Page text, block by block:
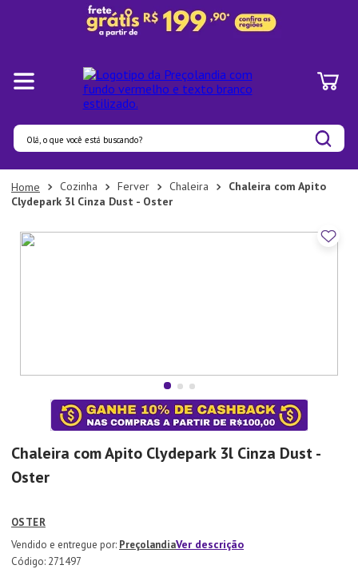
Olá, o que você está buscando?
Cozinha Ferver Chaleira
Chaleira com Apito
Clydepark 3l Cinza Dust - Oster
Chaleira com Apito Clydepark 3l Cinza Dust -
Oster
OSTER
PreçolandiaVer descrição
: 271497
Termos mais buscados
1º
Panelas
2º
Pratos
7º
Aparelho Jantar
Xicara
Tapete
10º Lixeira